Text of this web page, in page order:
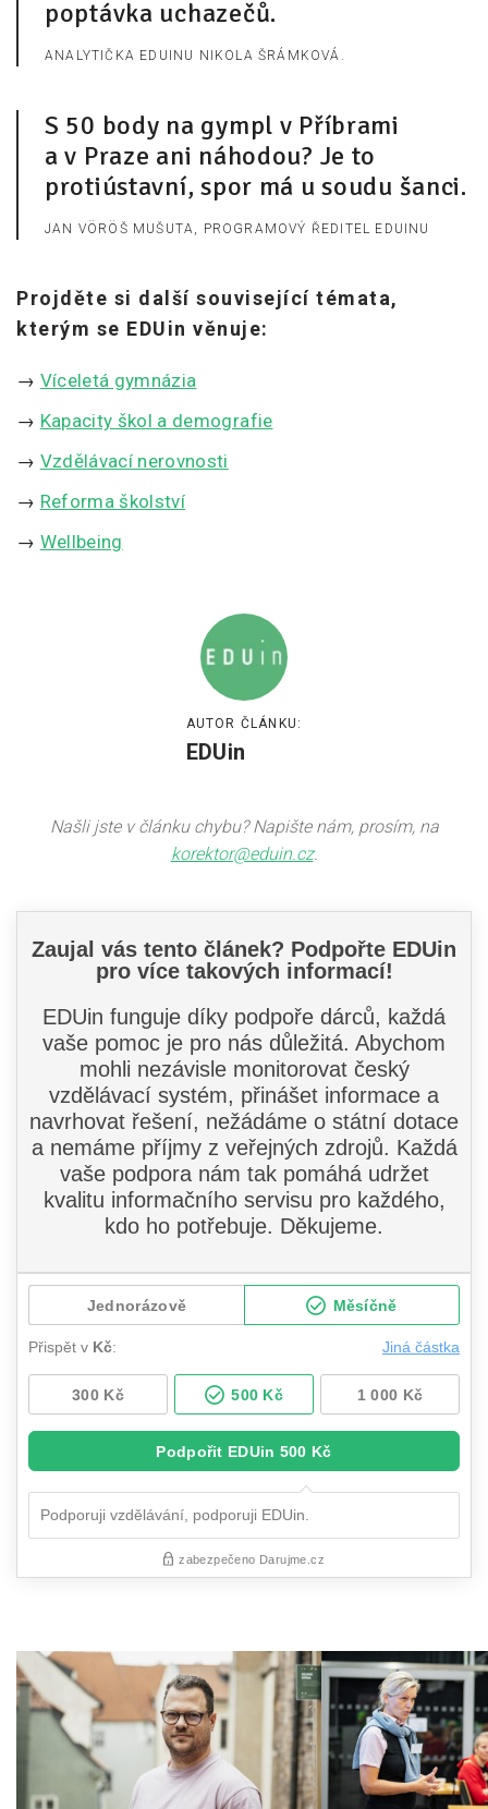
poptávka uchazečů.
ANALYTIČKA EDUINU NIKOLA ŠRÁMKOVÁ.
S 50 body na gympl v Příbrami
a v Praze ani náhodou? Je to
protiústavní, spor má u soudu šanci.
JAN VÖRÖŠ MUŠUTA, PROGRAMOVÝ ŘEDITEL EDUINU
Projděte si další související témata,
kterým se EDUin věnuje:
→ Víceletá gymnázia
→ Kapacity škol a demografie
→ Vzdělávací nerovnosti
→ Reforma školství
→ Wellbeing
AUTOR ČLÁNKU:
EDUin
Našli jste v článku chybu? Napište nám, prosím, na
korektor@eduin.cz.